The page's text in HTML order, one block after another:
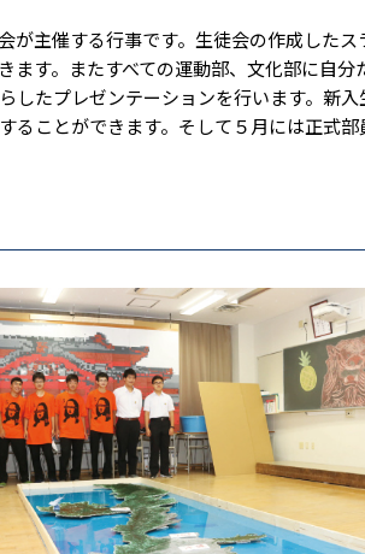
主催する行事です。生徒会の作成したス
ます。またすべての運動部、文化部に自分
したプレゼンテーションを行います。新入
ることができます。そして５月には正式部